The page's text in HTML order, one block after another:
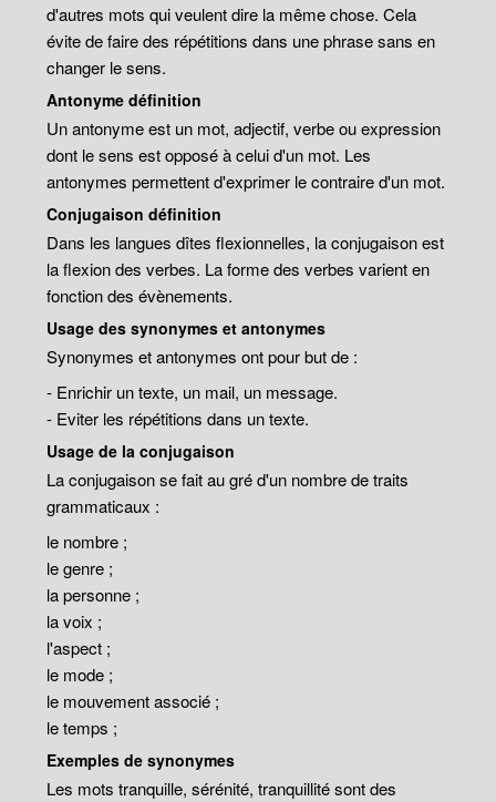
d'autres mots qui veulent dire la même chose. Cela
évite de faire des répétitions dans une phrase sans en
changer le sens.
Antonyme définition
Un antonyme est un mot, adjectif, verbe ou expression
dont le sens est opposé à celui d'un mot. Les
antonymes permettent d'exprimer le contraire d'un mot.
Conjugaison définition
Dans les langues dîtes flexionnelles, la conjugaison est
la flexion des verbes. La forme des verbes varient en
fonction des évènements.
Usage des synonymes et antonymes
Synonymes et antonymes ont pour but de :
- Enrichir un texte, un mail, un message.
- Eviter les répétitions dans un texte.
Usage de la conjugaison
La conjugaison se fait au gré d'un nombre de traits
grammaticaux :
le nombre ;
le genre ;
la personne ;
la voix ;
l'aspect ;
le mode ;
le mouvement associé ;
le temps ;
Exemples de synonymes
Les mots tranquille, sérénité, tranquillité sont des